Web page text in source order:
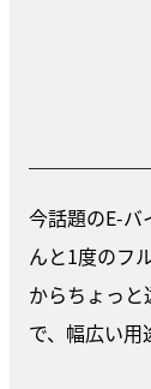
今話題のE-バ
んと1度のフ
からちょっ
で、幅広い用